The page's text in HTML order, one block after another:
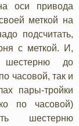
оси привода
меткой на
подсчитать,
с меткой. И,
шестерню до
часовой, так и
пары-тройки
по часовой)
шестерню